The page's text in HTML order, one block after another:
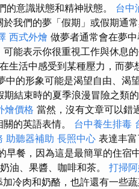
的意識狀態和精神狀態。 台中
我們的夢「假期」或假期通
西式外燴 做夢者通常會在夢
可能表示你很重視工作與休息
生活中感受到某種壓力，而夢
中的形象可能是渴望自由、渴
結束時的夏季浪漫冒險之類的
燴價格 當然，沒有文章可以錯
的英語表情。 台中養生排毒
助聽器補助 長照中心 表達丰
早餐，因為這是最簡單的住宿
油、果醬、咖啡和茶。 打掃
冷肉和奶酪，也許還有一些